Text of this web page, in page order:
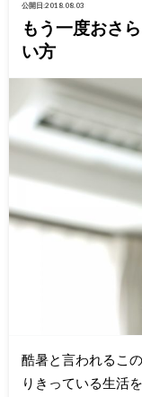
公開日:2018.08.03
もう一度おさ
い方
酷暑と言われるこ
りきっている生活